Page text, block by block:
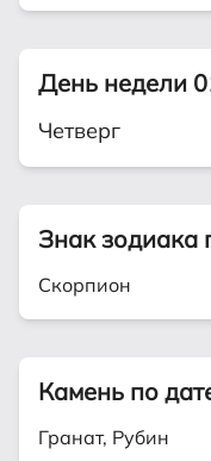
День недели
Четверг
Знак зодиака
Скорпион
Камень по
Гранат, Рубин